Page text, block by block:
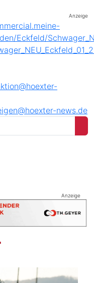
Anzeige
news.de
Anzeige